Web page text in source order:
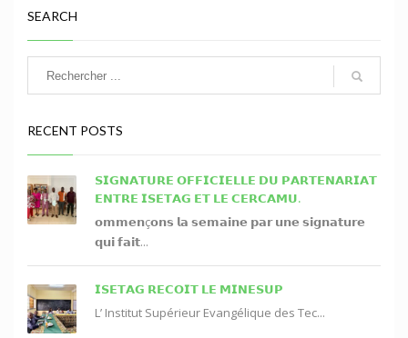
SEARCH
RECENT POSTS
𝗦𝗜𝗚𝗡𝗔𝗧𝗨𝗥𝗘 𝗢𝗙𝗙𝗜𝗖𝗜𝗘𝗟𝗟𝗘 𝗗𝗨 𝗣𝗔𝗥𝗧𝗘𝗡𝗔𝗥𝗜𝗔𝗧
𝗘𝗡𝗧𝗥𝗘 𝗜𝗦𝗘𝗧𝗔𝗚 𝗘𝗧 𝗟𝗘 𝗖𝗘𝗥𝗖𝗔𝗠𝗨.
𝗼𝗺𝗺𝗲𝗻ç𝗼𝗻𝘀 𝗹𝗮 𝘀𝗲𝗺𝗮𝗶𝗻𝗲 𝗽𝗮𝗿 𝘂𝗻𝗲 𝘀𝗶𝗴𝗻𝗮𝘁𝘂𝗿𝗲
𝗾𝘂𝗶 𝗳𝗮𝗶𝘁...
𝗜𝗦𝗘𝗧𝗔𝗚 𝗥𝗘𝗖𝗢𝗜𝗧 𝗟𝗘 𝗠𝗜𝗡𝗘𝗦𝗨𝗣
L’ Institut Supérieur Evangélique des Tec...